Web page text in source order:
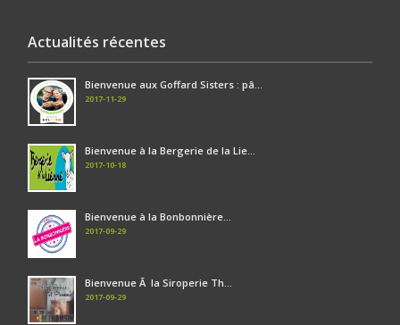
Actualités récentes
Bienvenue aux Goffard Sisters : pâ...
2017-11-29
Bienvenue à la Bergerie de la Lie...
2017-10-18
Bienvenue à la Bonbonnière...
2017-09-29
Bienvenue Ã la Siroperie Th...
2017-09-29